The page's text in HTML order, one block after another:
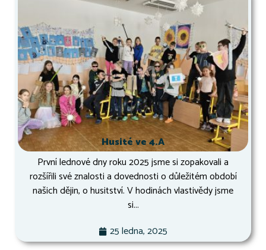
Husité ve 4.A
První lednové dny roku 2025 jsme si zopakovali a
rozšířili své znalosti a dovednosti o důležitém období
našich dějin, o husitství. V hodinách vlastivědy jsme
si...
25 ledna, 2025